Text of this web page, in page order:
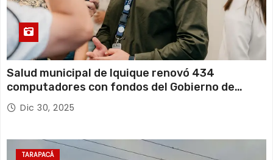
Salud municipal de Iquique renovó 434
computadores con fondos del Gobierno de
Tarapacá
Dic 30, 2025
TARAPACÁ